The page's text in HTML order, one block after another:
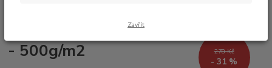
Osuška 70x140cm - grafitová-28
- 500g/m2
278 Kč
- 31 %
Zavřít